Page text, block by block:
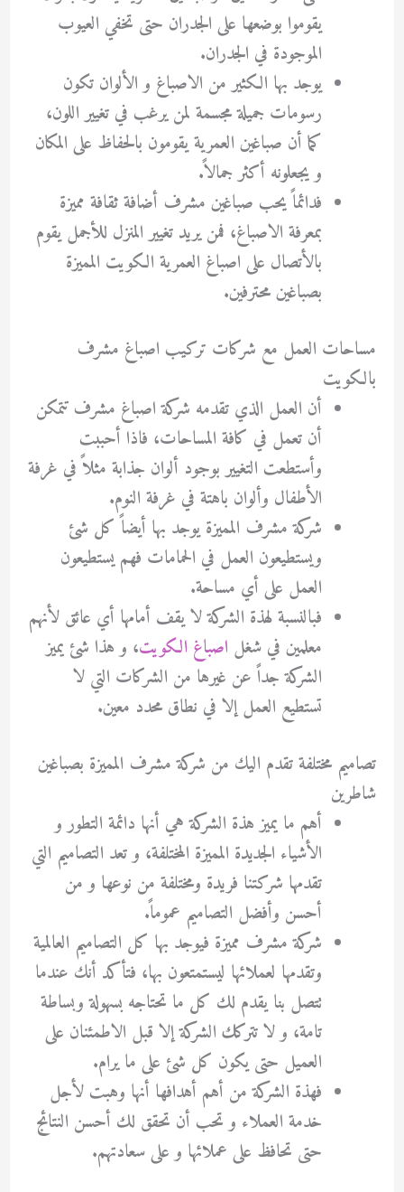
يقوموا بوضعها على الجدران حتى تخفي العيوب
الموجودة في الجدران.
يوجد بها الكثير من الاصباغ و الألوان تكون
رسومات جميلة مجسمة لمن يرغب في تغيير اللون،
كما أن صباغين العمرية يقومون بالحفاظ على المكان
و يجعلونه أكثر جمالاً.
فدائماً يحب صباغين مشرف أضافة ثقافة مميزة
بمعرفة الاصباغ، فمن يريد تغيير المنزل للأجمل يقوم
بالأتصال على اصباغ العمرية الكويت المميزة
بصباغين محترفين.
مساحات العمل مع شركات تركيب اصباغ مشرف
بالكويت
أن العمل الذي تقدمه شركة اصباغ مشرف تتمكن
أن تعمل في كافة المساحات، فاذا أحببت
وأستطعت التغيير بوجود ألوان جذابة مثلاً في غرفة
الأطفال وألوان باهتة في غرفة النوم.
شركة مشرف المميزة يوجد بها أيضاً كل شئ
ويستطيعون العمل في الحمامات فهم يستطيعون
العمل على أي مساحة.
فبالنسبة لهذة الشركة لا يقف أمامها أي عائق لأنهم
معلمين في شغل اصباغ الكويت، و هذا شئ يميز
الشركة جداً عن غيرها من الشركات التي لا
تستطيع العمل إلا في نطاق محدد معين.
تصاميم مختلفة تقدم اليك من شركة مشرف المميزة بصباغين
شاطرين
أهم ما يميز هذة الشركة هي أنها دائمة التطور و
الأشياء الجديدة المميزة المختلفة، و تعد التصاميم التي
تقدمها شركتنا فريدة ومختلفة من نوعها و من
أحسن وأفضل التصاميم عموماً.
شركة مشرف مميزة فيوجد بها كل التصاميم العالمية
وتقدمها لعملائها ليستمتعون بها، فتأكد أنك عندما
تتصل بنا يقدم لك كل ما تحتاجه بسهولة وبساطة
تامة، و لا تتركك الشركة إلا قبل الاطمئنان على
العميل حتى يكون كل شئ على ما يرام.
فهذة الشركة من أهم أهدافها أنها وهبت لأجل
خدمة العملاء و تحب أن تحقق لك أحسن النتائج
حتى تحافظ على عملائها و على سعادتهم.